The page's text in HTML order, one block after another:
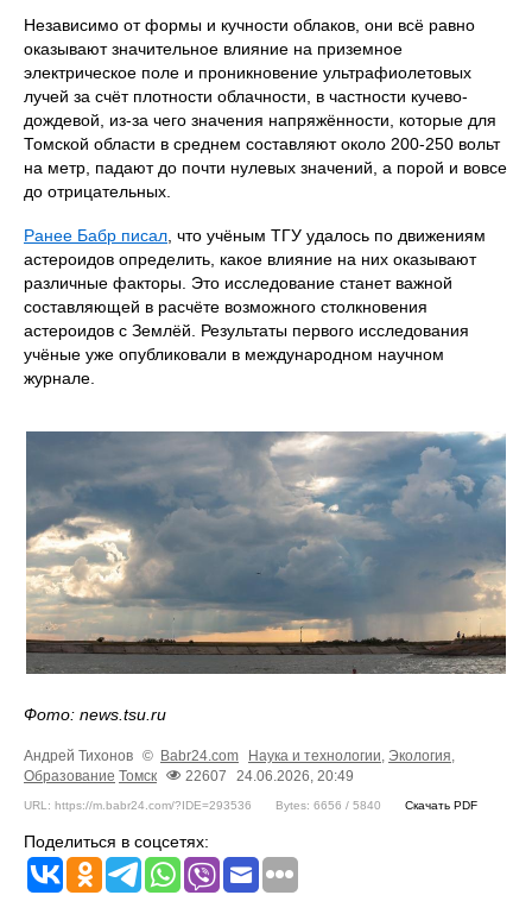
Независимо от формы и кучности облаков, они всё равно
оказывают значительное влияние на приземное
электрическое поле и проникновение ультрафиолетовых
лучей за счёт плотности облачности, в частности кучево-
дождевой, из-за чего значения напряжённости, которые для
Томской области в среднем составляют около 200-250 вольт
на метр, падают до почти нулевых значений, а порой и вовсе
до отрицательных.
Ранее Бабр писал , что учёным ТГУ удалось по движениям
астероидов определить, какое влияние на них оказывают
различные факторы. Это исследование станет важной
составляющей в расчёте возможного столкновения
астероидов с Землёй. Результаты первого исследования
учёные уже опубликовали в международном научном
журнале.
Фото: news.tsu.ru
Андрей Тихонов © Babr24.com Наука и технологии Экология
Образование Томск 22607 24.06.2026, 20:49
URL: https://m.babr24.com/?IDE=293536 Bytes: 6656 / 5840 Скачать PDF
Поделиться в соцсетях: